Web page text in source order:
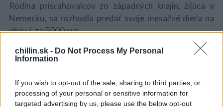
chillin.sk - Do Not Process My Personal
Information
If you wish to opt-out of the sale, sharing to third parties, or
processing of your personal or sensitive information for
targeted advertising by us, please use the below opt-out
Rodina prisťahovalcov zo západných krajín, žijúca v
Nemecku, sa rozhodla predať svoje mesačné dieťa na
ebay-i za 5000 eur.
Je verejne známe, že na ebay-i nájdete všetko. 11.
rozhodol predať svoje dieťa za cenu 5 000 eur. Bola to
žena s menom Maria. Zamestnanec ebay-u, ktorý si
S